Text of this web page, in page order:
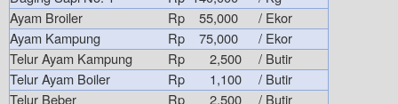
Ayam Broiler
Rp 55,000
/ Ekor
Ayam Kampung
Rp 75,000
/ Ekor
Telur Ayam Kampung
Rp 2,500
/ Butir
Telur Ayam Boiler
Rp 1,100
/ Butir
Telur Beber
Rp 2,500
/ Butir